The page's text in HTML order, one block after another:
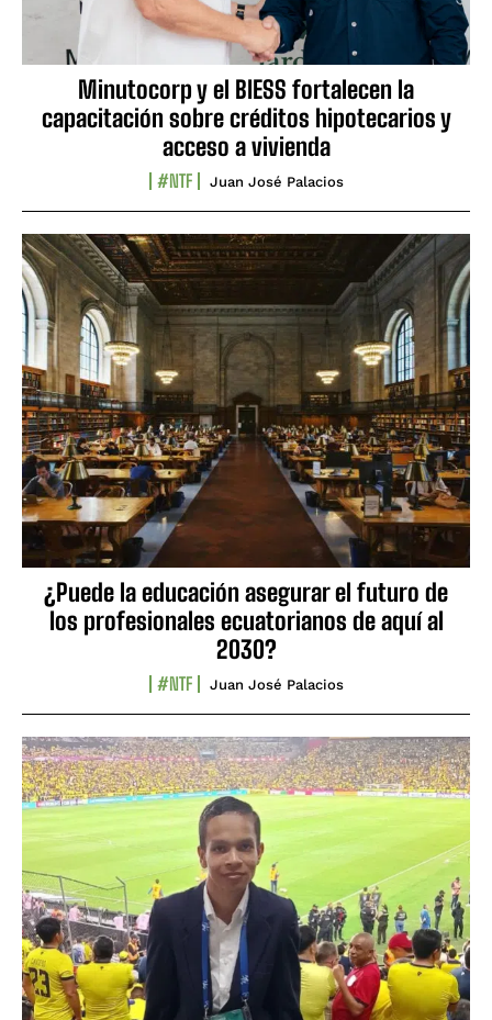
Minutocorp y el BIESS fortalecen la
capacitación sobre créditos hipotecarios y
acceso a vivienda
#NTF Juan José Palacios
¿Puede la educación asegurar el futuro de
los profesionales ecuatorianos de aquí al
2030?
#NTF Juan José Palacios